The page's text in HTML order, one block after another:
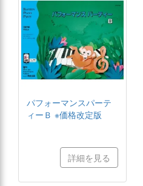
パフォーマンスパーテ
ィーＢ ※価格改定版
詳細を見る